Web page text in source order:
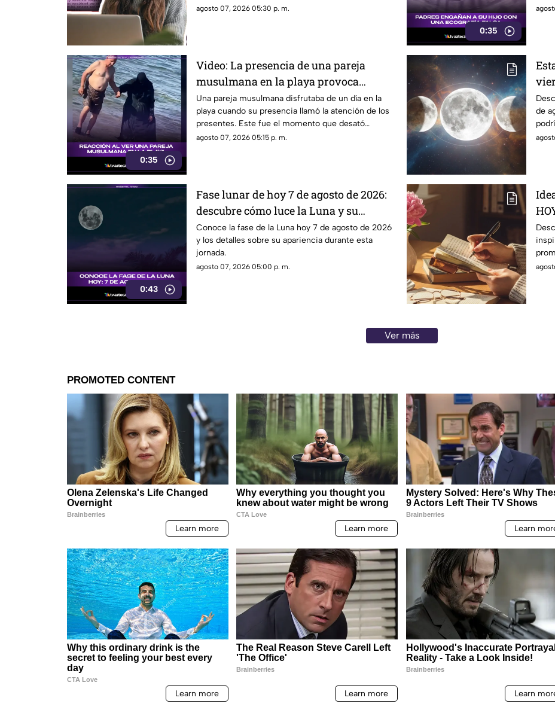
social.
agosto 07, 2026 05:30 p. m.
0:35
0:35
Video: La presencia de una pareja
musulmana en la playa provoca
reacciones
Una pareja musulmana disfrutaba de un día en la
playa cuando su presencia llamó la atención de los
presentes. Este fue el momento que desató
diversas reacciones entre quienes se encontraban
agosto 07, 2026 05:15 p. m.
de
0:43
Fase lunar de hoy 7 de agosto de 2026:
descubre cómo luce la Luna y su
significado
Conoce la fase de la Luna hoy 7 de agosto de 2026
y los detalles sobre su apariencia durante esta
jornada.
agosto 07, 2026 05:00 p. m.
Ver más